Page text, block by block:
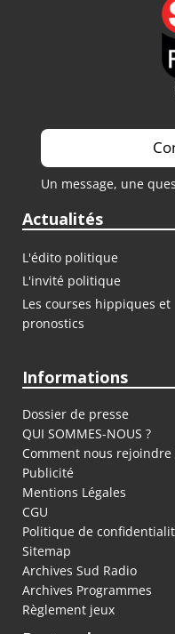
Un message, une
Actualités
L'édito politique
L'invité politique
Les courses hippiques et
pronostics
Informations
Dossier de presse
QUI SOMMES-NOUS ?
Comment nous rejoindre
Publicité
Mentions Légales
CGU
Politique de
Sitemap
Archives Sud Radio
Archives Programmes
Règlement jeux